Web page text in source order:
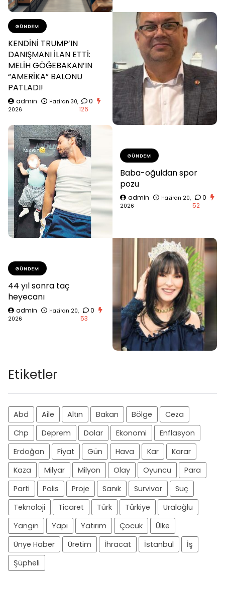
GÜNDEM
KENDİNİ TRUMP’IN
DANIŞMANI İLAN ETTİ:
MELİH GÖĞEBAKAN’IN
“AMERİKA” BALONU
PATLADI!
admin
Haziran 30,
2026
0
126
GÜNDEM
Baba-oğuldan spor
pozu
admin
Haziran 20,
2026
0
52
GÜNDEM
44 yıl sonra taç
heyecanı
admin
Haziran 20,
2026
0
53
Etiketler
Abd Aile Altın Bakan Bölge
Ceza
Chp
Deprem Dolar Ekonomi
Enflasyon
Erdoğan
Fiyat Gün Hava Kar
Karar
Kaza
Milyar Milyon Olay Oyuncu
Para
Parti
Polis Proje Sanık Survivor
Suç
Teknoloji
Ticaret Türk Türkiye
Uraloğlu
Yangın
Yapı Yatırım Çocuk
Ülke
Ünye Haber
Üretim İhracat İstanbul
İş
Şüpheli